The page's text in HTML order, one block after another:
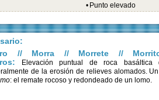
• Punto elevado
// Morra // Morrete //
Elevación puntual de roca basáltica
de la erosión de relieves alomados.
: el remate rocoso y redondeado de un lomo.